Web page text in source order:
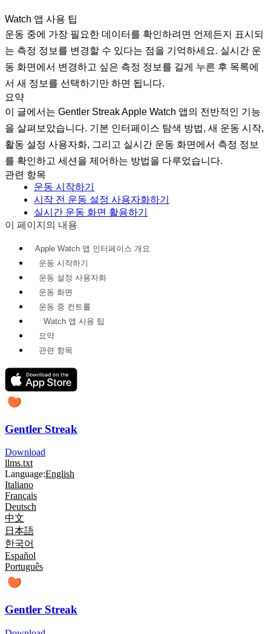
Watch 앱 사용 팁
운동 중에 가장 필요한 데이터를 확인하려면 언제든지 표시되
는 측정 정보를 변경할 수 있다는 점을 기억하세요. 실시간 운
동 화면에서 변경하고 싶은 측정 정보를 길게 누른 후 목록에
서 새 정보를 선택하기만 하면 됩니다.
요약
이 글에서는 Gentler Streak Apple Watch 앱의 전반적인 기능
을 살펴보았습니다. 기본 인터페이스 탐색 방법, 새 운동 시작,
활동 설정 사용자화, 그리고 실시간 운동 화면에서 측정 정보
를 확인하고 세션을 제어하는 방법을 다루었습니다.
관련 항목
운동 시작하기
시작 전 운동 설정 사용자화하기
실시간 운동 화면 활용하기
이 페이지의 내용
Apple Watch 앱 인터페이스 개요
운동 시작하기
운동 설정 사용자화
운동 화면
운동 중 컨트롤
Watch 앱 사용 팁
요약
관련 항목
Gentler Streak
Download
llms.txt
Language:English
Italiano
Français
Deutsch
中文
日本語
한국어
Español
Português
Gentler Streak